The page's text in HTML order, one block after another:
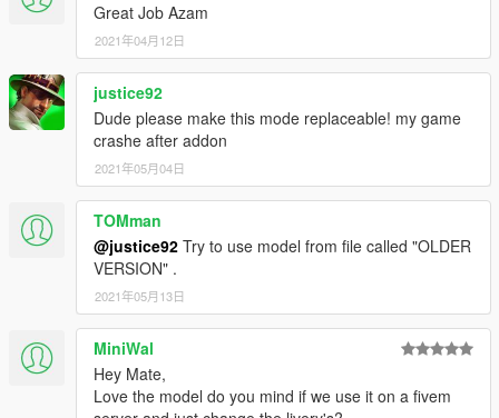
Great Job Azam
2021年04月12日
justice92
Dude please make this mode replaceable! my game
crashe after addon
2021年05月04日
TOMman
@justice92 Try to use model from file called "OLDER
VERSION" .
2021年05月13日
MiniWal
Hey Mate,
Love the model do you mind if we use it on a fivem